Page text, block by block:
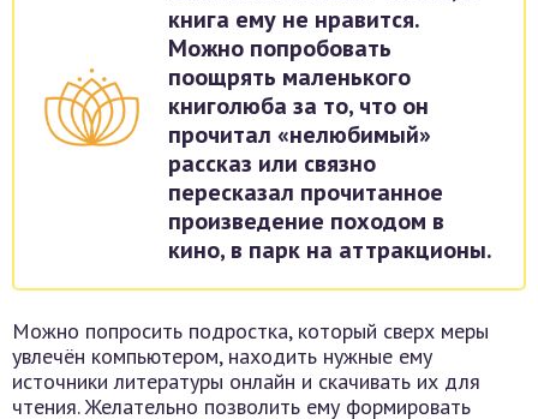
книга ему не нравится.
Можно попробовать
поощрять маленького
книголюба за то, что он
прочитал «нелюбимый»
рассказ или связно
пересказал прочитанное
произведение походом в
кино, в парк на аттракционы.
Можно попросить подростка, который сверх меры
увлечён компьютером, находить нужные ему
источники литературы онлайн и скачивать их для
чтения. Желательно позволить ему формировать